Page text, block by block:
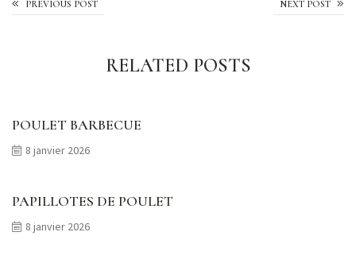
PREVIOUS POST NEXT POST
Sauce tomate et courge
RELATED POSTS
POULET BARBECUE
8 janvier 2026
PAPILLOTES DE POULET
8 janvier 2026